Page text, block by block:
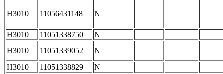
H3010 11056431148 N
H3010 11051338750
N
H3010
11051339052
N
H3010
11051338829
N